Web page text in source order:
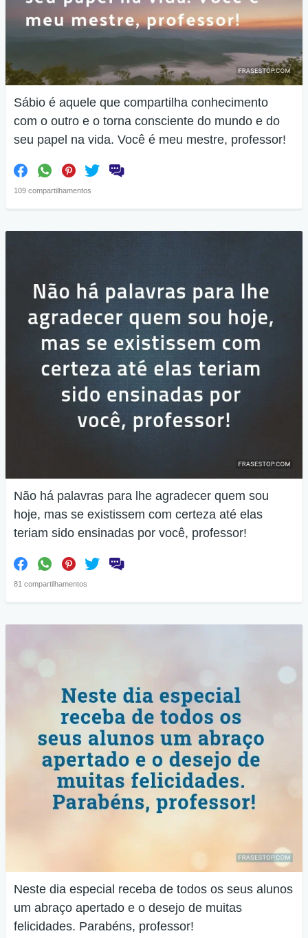
Sábio é aquele que compartilha conhecimento
com o outro e o torna consciente do mundo e do
seu papel na vida. Você é meu mestre, professor!
109 compartilhamentos
Não há palavras para lhe agradecer quem sou
hoje, mas se existissem com certeza até elas
teriam sido ensinadas por você, professor!
81 compartilhamentos
Neste dia especial receba de todos os seus alunos
um abraço apertado e o desejo de muitas
felicidades. Parabéns, professor!